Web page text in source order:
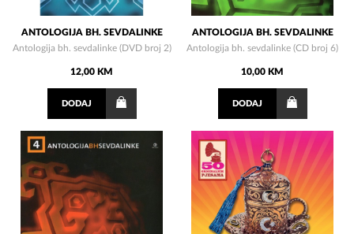
ANTOLOGIJA BH. SEVDALINKE
Antologija bh. sevdalinke (DVD broj 2)
12,00 KM
DODAJ
ANTOLOGIJA BH. SEVDALINKE
Antologija bh. sevdalinke (CD broj 6)
10,00 KM
DODAJ